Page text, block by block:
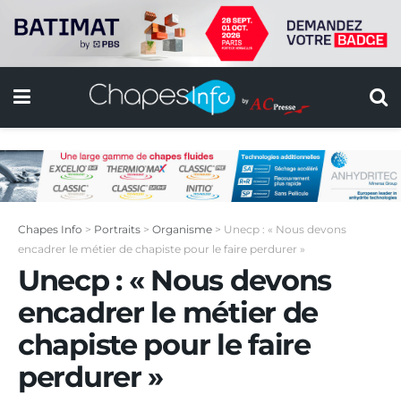
Chapes Info > Portraits > Organisme > Unecp : « Nous devons
encadrer le métier de chapiste pour le faire perdurer »
Unecp : « Nous devons
encadrer le métier de
chapiste pour le faire
perdurer »